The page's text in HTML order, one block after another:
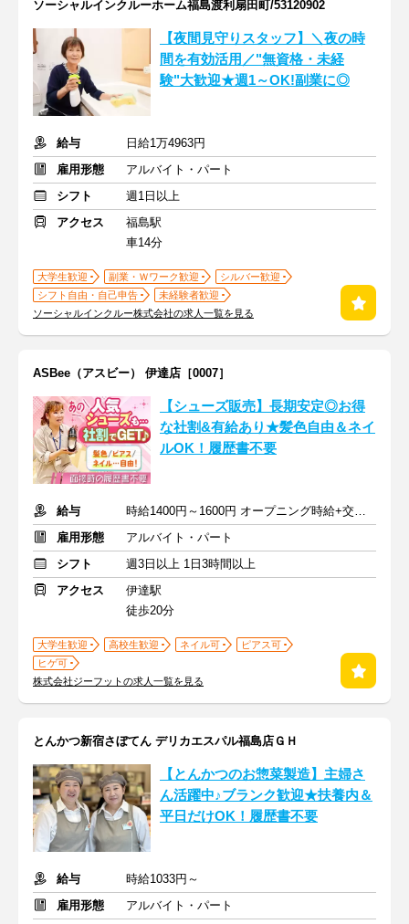
ソーシャルインクルーホーム福島渡利扇田町/53120902
【夜間見守りスタッフ】＼夜の時
間を有効活用／"無資格・未経
験"大歓迎★週1～OK!副業に◎
給与
日給1万4963円
雇用形態
アルバイト・パート
シフト
週1日以上
アクセス
福島駅
車14分
大学生歓迎 副業・Ｗワーク歓迎
シルバー歓迎
シフト自由・自己申告
未経験者歓迎
ソーシャルインクルー株式会社の求人一覧を見る
ASBee（アスビー） 伊達店［0007］
【シューズ販売】長期安定◎お得
な社割&有給あり★髪色自由＆ネイ
ルOK！履歴書不要
給与
時給1400円～1600円 オープニング時給+交通費
雇用形態
アルバイト・パート
シフト
週3日以上 1日3時間以上
アクセス
伊達駅
徒歩20分
大学生歓迎 高校生歓迎 ネイル可
ピアス可
ヒゲ可
株式会社ジーフットの求人一覧を見る
とんかつ新宿さぼてん デリカエスパル福島店ＧＨ
【とんかつのお惣菜製造】主婦さ
ん活躍中♪ブランク歓迎★扶養内＆
平日だけOK！履歴書不要
給与
時給1033円～
雇用形態
アルバイト・パート